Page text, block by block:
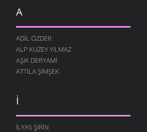
A
ADIL ÖZDER
ALP KUZEY YILMAZ
AŞIK DERYAMI
ATTILA ŞIMŞEK
I
İLYAS ŞIRIN